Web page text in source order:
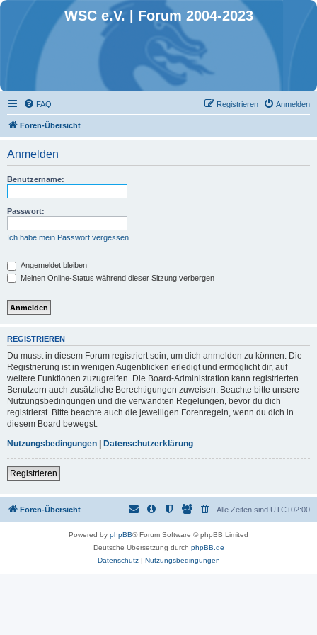
WSC e.V. | Forum 2004-2023
FAQ Anmelden
Registrieren
Foren-Übersicht
Anmelden
Benutzername:
Passwort:
Ich habe mein Passwort vergessen
Angemeldet bleiben
Meinen Online-Status während dieser Sitzung verbergen
REGISTRIEREN
Du musst in diesem Forum registriert sein, um dich anmelden zu können. Die
Registrierung ist in wenigen Augenblicken erledigt und ermöglicht dir, auf
weitere Funktionen zuzugreifen. Die Board-Administration kann registrierten
Benutzern auch zusätzliche Berechtigungen zuweisen. Beachte bitte unsere
Nutzungsbedingungen und die verwandten Regelungen, bevor du dich
registrierst. Bitte beachte auch die jeweiligen Forenregeln, wenn du dich in
diesem Board bewegst.
Nutzungsbedingungen | Datenschutzerklärung
Registrieren
Foren-Übersicht Alle Zeiten sind UTC+02:00
Powered by phpBB® Forum Software © phpBB Limited
Deutsche Übersetzung durch phpBB.de
Datenschutz| Nutzungsbedingungen